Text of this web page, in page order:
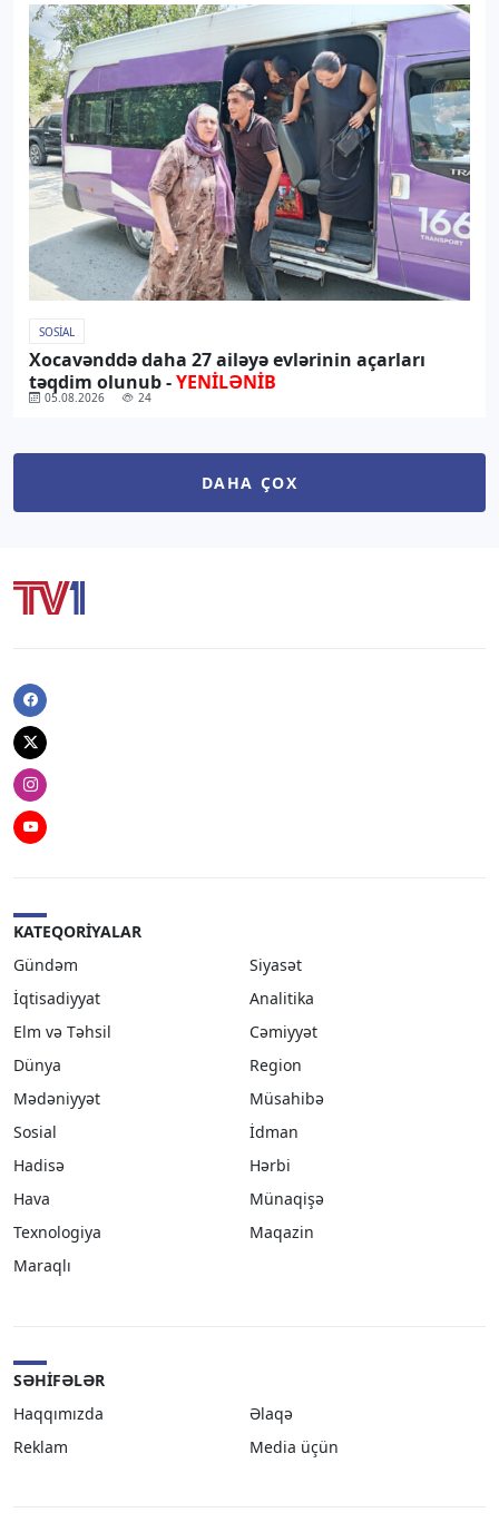
SOSIAL
Xocavənddə daha 27 ailəyə evlərinin açarları
təqdim olunub -YENİLƏNİB
05.08.2026 24
DAHA ÇOX
Facebook
Twitter
Instagram
Youtube
KATEQORIYALAR
Gündəm
Siyasət
İqtisadiyyat
Analitika
Elm və Təhsil
Cəmiyyət
Dünya
Region
Mədəniyyət
Müsahibə
Sosial
İdman
Hadisə
Hərbi
Hava
Münaqişə
Texnologiya
Maqazin
Maraqlı
SƏHIFƏLƏR
Haqqımızda
Əlaqə
Reklam
Media üçün